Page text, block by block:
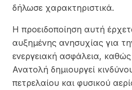
δήλωσε χαρακτηριστικά.
Η προειδοποίηση αυτή
αυξημένης ανησυχίας για
ενεργειακή ασφάλεια,
Ανατολή δημιουργεί
πετρελαίου και φυσικού